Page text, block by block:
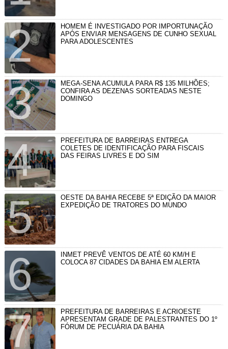
HOMEM É INVESTIGADO POR IMPORTUNAÇÃO
APÓS ENVIAR MENSAGENS DE CUNHO SEXUAL
PARA ADOLESCENTES
MEGA-SENA ACUMULA PARA R$ 135 MILHÕES;
CONFIRA AS DEZENAS SORTEADAS NESTE
DOMINGO
PREFEITURA DE BARREIRAS ENTREGA
COLETES DE IDENTIFICAÇÃO PARA FISCAIS
DAS FEIRAS LIVRES E DO SIM
OESTE DA BAHIA RECEBE 5ª EDIÇÃO DA MAIOR
EXPEDIÇÃO DE TRATORES DO MUNDO
INMET PREVÊ VENTOS DE ATÉ 60 KM/H E
COLOCA 87 CIDADES DA BAHIA EM ALERTA
PREFEITURA DE BARREIRAS E ACRIOESTE
APRESENTAM GRADE DE PALESTRANTES DO 1º
FÓRUM DE PECUÁRIA DA BAHIA